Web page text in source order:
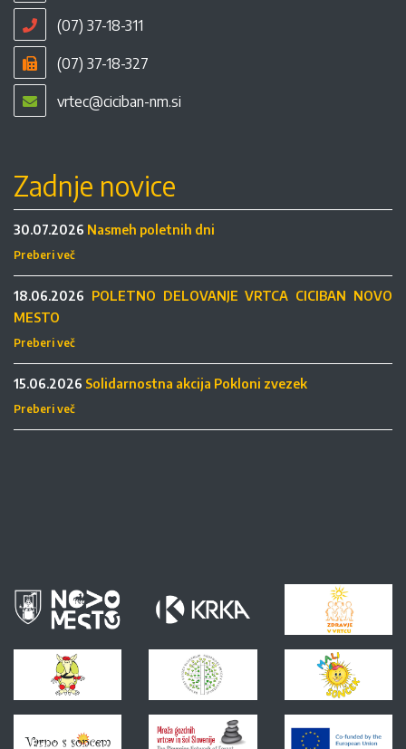
(07) 37-18-311
(07) 37-18-327
vrtec@ciciban-nm.si
Zadnje novice
30.07.2026 Nasmeh poletnih dni
Preberi več
18.06.2026 POLETNO DELOVANJE VRTCA CICIBAN NOVO
MESTO
Preberi več
15.06.2026 Solidarnostna akcija Pokloni zvezek
Preberi več